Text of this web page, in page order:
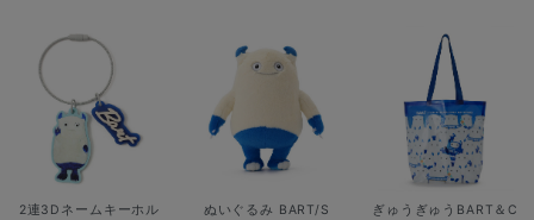
2連3Dネームキーホル
ぬいぐるみ BART/S
ぎゅうぎゅうBART＆C